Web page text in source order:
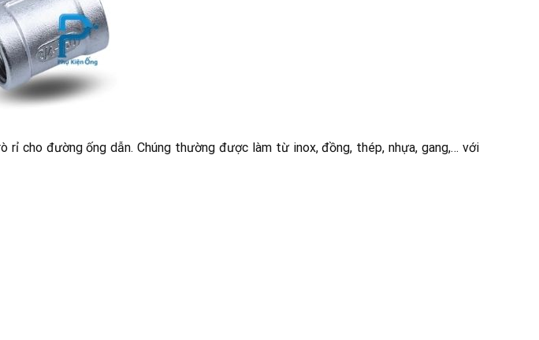
cho đường ống dẫn. Chúng thường được làm từ inox, đồng, thép, nhựa, gang,… với